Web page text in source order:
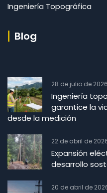
Ingeniería Topográfica
Blog
28 de julio de 2026
Ingeniería
garantice la
desde la medición
22 de abril de
Expansión
desarrollo
20 de abril de